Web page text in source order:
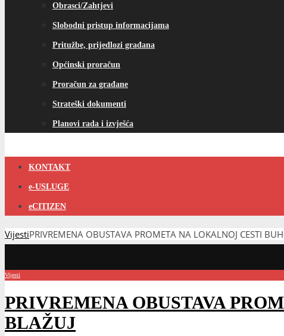
Obrasci/Zahtjevi
Slobodni pristup informacijama
Pritužbe, prijedlozi građana
Općinski proračun
Proračun za građane
Strateški dokumenti
Planovi rada i izvješća
KONTAKT
e-USLUGE
eCITIZEN
VijestiPRIVREMENA OBUSTAVA PROMETA NA LOKALNOJ CESTI
Vijesti
PRIVREMENA OBUSTAVA
BLAŽUJ